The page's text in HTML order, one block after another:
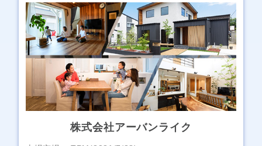
株式会社アーバンライク